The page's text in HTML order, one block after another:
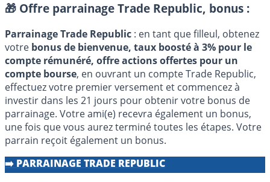
🎁 Offre parrainage Trade Republic, bonus :
Parrainage Trade Republic : en tant que filleul, obtenez
votre bonus de bienvenue, taux boosté à 3% pour le
compte rémunéré, offre actions offertes pour un
compte bourse, en ouvrant un compte Trade Republic,
effectuez votre premier versement et commencez à
investir dans les 21 jours pour obtenir votre bonus de
parrainage. Votre ami(e) recevra également un bonus,
une fois que vous aurez terminé toutes les étapes. Votre
parrain reçoit également un bonus.
➡️ PARRAINAGE TRADE REPUBLIC